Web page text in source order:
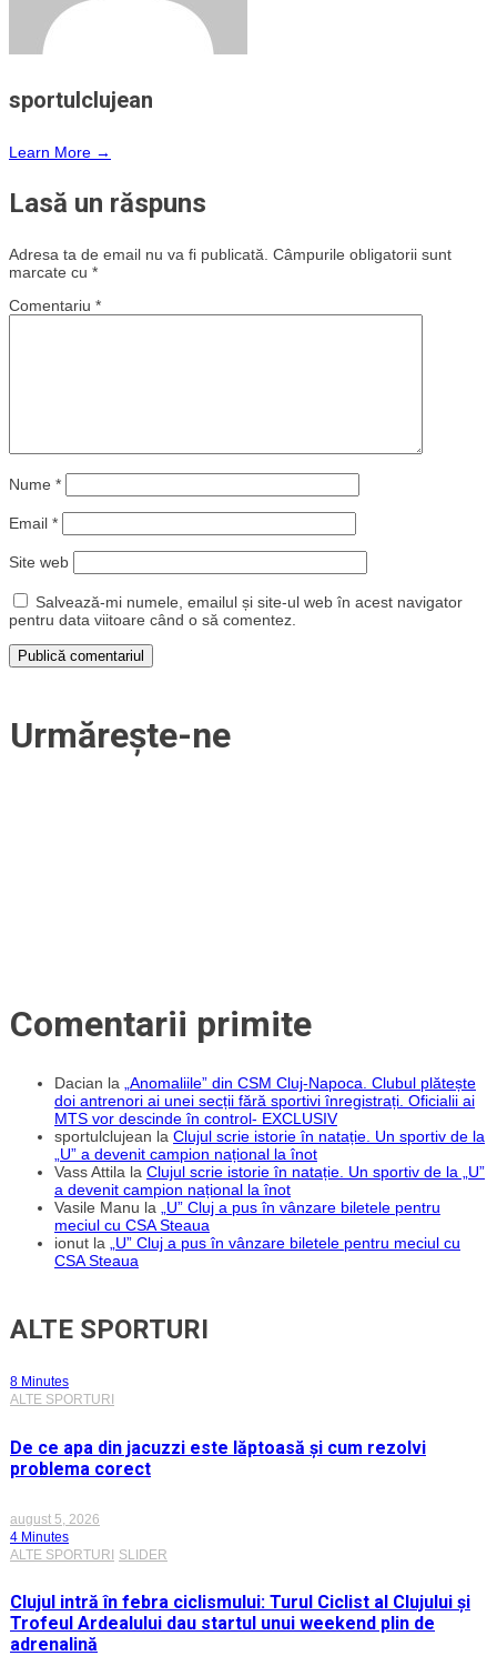
sportulclujean
Learn More →
Lasă un răspuns
Adresa ta de email nu va fi publicată. Câmpurile obligatorii sunt
marcate cu *
Comentariu *
Nume *
Email *
Site web
Salvează-mi numele, emailul și site-ul web în acest navigator
pentru data viitoare când o să comentez.
Urmărește-ne
Comentarii primite
Dacian la „Anomaliile” din CSM Cluj-Napoca. Clubul plătește
doi antrenori ai unei secții fără sportivi înregistrați. Oficialii ai
MTS vor descinde în control- EXCLUSIV
sportulclujean la Clujul scrie istorie în natație. Un sportiv de la
„U” a devenit campion național la înot
Vass Attila la Clujul scrie istorie în natație. Un sportiv de la „U”
a devenit campion național la înot
Vasile Manu la „U” Cluj a pus în vânzare biletele pentru
meciul cu CSA Steaua
ionut la „U” Cluj a pus în vânzare biletele pentru meciul cu
CSA Steaua
ALTE SPORTURI
8 Minutes
ALTE SPORTURI
De ce apa din jacuzzi este lăptoasă și cum rezolvi
problema corect
august 5, 2026
4 Minutes
ALTE SPORTURI SLIDER
Clujul intră în febra ciclismului: Turul Ciclist al Clujului și
Trofeul Ardealului dau startul unui weekend plin de
adrenalină